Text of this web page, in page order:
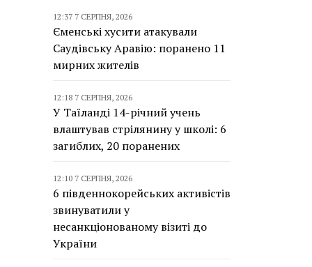
12:37 7 СЕРПНЯ, 2026
Єменські хусити атакували
Саудівську Аравію: поранено 11
мирних жителів
12:18 7 СЕРПНЯ, 2026
У Таїланді 14-річний учень
влаштував стрілянину у школі: 6
загиблих, 20 поранених
12:10 7 СЕРПНЯ, 2026
6 південнокорейських активістів
звинуватили у
несанкціонованому візиті до
України